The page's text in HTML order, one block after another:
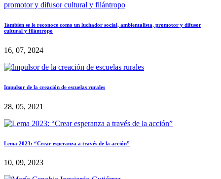
También se le reconoce como un luchador social, ambientalista, promotor y difusor
cultural y filántropo
16, 07, 2024
Impulsor de la creación de escuelas rurales
28, 05, 2021
Lema 2023: “Crear esperanza a través de la acción”
10, 09, 2023